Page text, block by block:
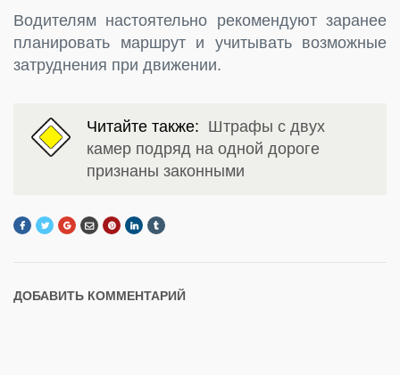
Водителям настоятельно рекомендуют заранее
планировать маршрут и учитывать возможные
затруднения при движении.
Читайте также: Штрафы с двух
камер подряд на одной дороге
признаны законными
ДОБАВИТЬ КОММЕНТАРИЙ